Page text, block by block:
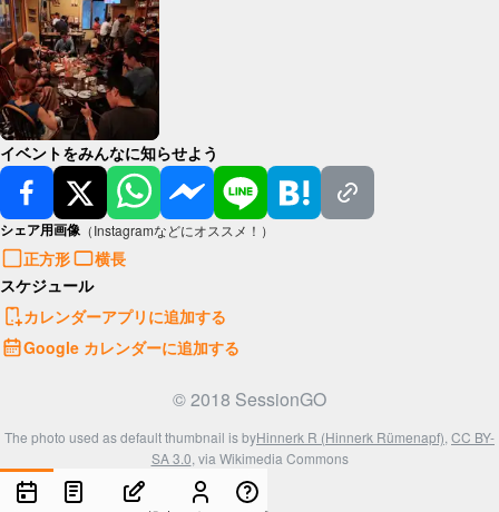
イベントをみんなに知らせよう
シェア用画像 （Instagramなどにオススメ！）
正方形
横長
スケジュール
カレンダーアプリに追加する
Google カレンダーに追加する
© 2018 SessionGO
The photo used as default thumbnail is byHinnerk R (Hinnerk Rümenapf),CC BY-
SA 3.0, via Wikimedia Commons